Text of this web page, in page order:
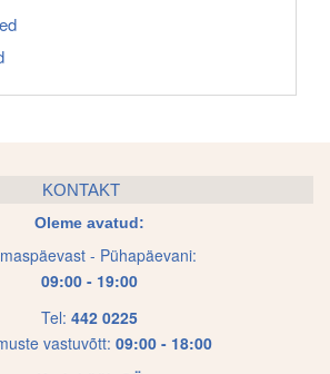
KONTAKT
Oleme avatud:
- Pühapäevani:
09:00 - 19:00
Tel: 442 0225
vastuvõtt: 09:00 - 18:00